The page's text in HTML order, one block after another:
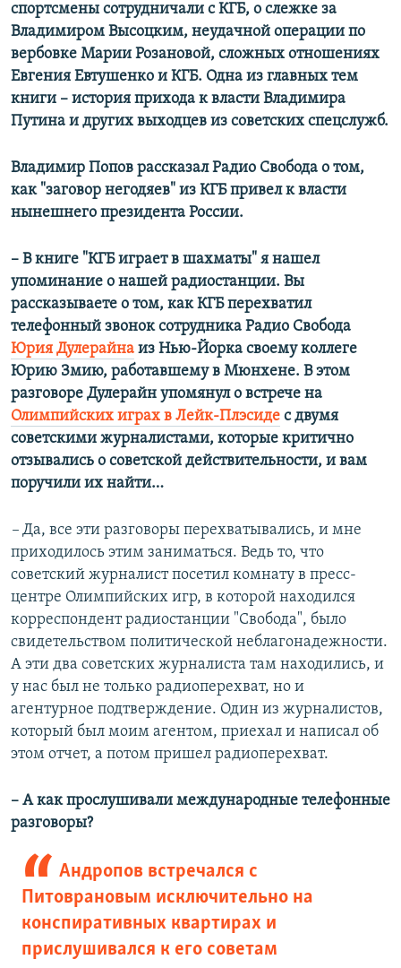
спортсмены сотрудничали с КГБ, о слежке за
Владимиром Высоцким, неудачной операции по
вербовке Марии Розановой, сложных отношениях
Евгения Евтушенко и КГБ. Одна из главных тем
книги – история прихода к власти Владимира
Путина и других выходцев из советских спецслужб.
Владимир Попов рассказал Радио Свобода о том,
как "заговор негодяев" из КГБ привел к власти
нынешнего президента России.
– В книге "КГБ играет в шахматы" я нашел
упоминание о нашей радиостанции. Вы
рассказываете о том, как КГБ перехватил
телефонный звонок сотрудника Радио Свобода
Юрия Дулерайна из Нью-Йорка своему коллеге
Юрию Змию, работавшему в Мюнхене. В этом
разговоре Дулерайн упомянул о встрече на
Олимпийских играх в Лейк-Плэсиде с двумя
советскими журналистами, которые критично
отзывались о советской действительности, и вам
поручили их найти…
– Да, все эти разговоры перехватывались, и мне
приходилось этим заниматься. Ведь то, что
советский журналист посетил комнату в пресс-
центре Олимпийских игр, в которой находился
корреспондент радиостанции "Свобода", было
свидетельством политической неблагонадежности.
А эти два советских журналиста там находились, и
у нас был не только радиоперехват, но и
агентурное подтверждение. Один из журналистов,
который был моим агентом, приехал и написал об
этом отчет, а потом пришел радиоперехват.
– А как прослушивали международные телефонные
разговоры?
Андропов встречался с
Питоврановым исключительно на
конспиративных квартирах и
прислушивался к его советам